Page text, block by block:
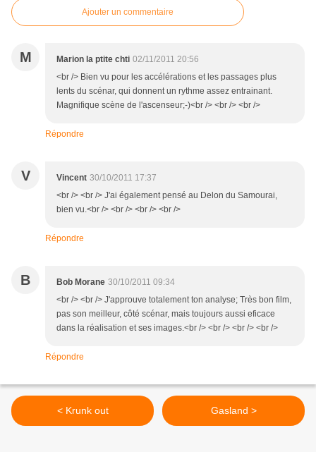
Ajouter un commentaire
M Marion la ptite chti 02/11/2011 20:56
<br /> Bien vu pour les accélérations et les passages plus
lents du scénar, qui donnent un rythme assez entrainant.
Magnifique scène de l'ascenseur;-)<br /> <br /> <br />
Répondre
V Vincent 30/10/2011 17:37
<br /> <br /> J'ai également pensé au Delon du Samourai,
bien vu.<br /> <br /> <br /> <br />
Répondre
B Bob Morane 30/10/2011 09:34
<br /> <br /> J'approuve totalement ton analyse; Très bon film,
pas son meilleur, côté scénar, mais toujours aussi eficace
dans la réalisation et ses images.<br /> <br /> <br /> <br />
Répondre
< Krunk out Gasland >